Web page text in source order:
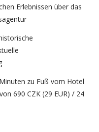
Erlebnissen über das
zu Fuß vom Hotel
690 CZK (29 EUR) / 24